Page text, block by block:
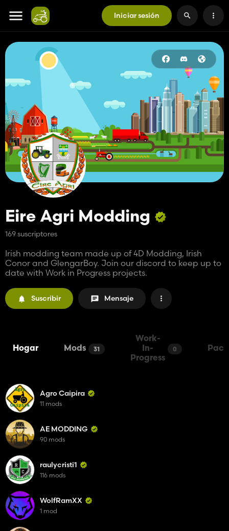
Iniciar sesión
Eire Agri Modding
169 suscriptores
Irish modding team made up of 4D Modding, Irish
Conor and GlengarBoy. Join our discord to keep up to
date with Work in Progress projects.
Suscribir Mensaje
Hogar Mods 31
Work-
In-
Progress
0
Agro Caipira
11 mods
AE MODDING
90 mods
raulycristi1
116 mods
WolfRamXX
1 mod